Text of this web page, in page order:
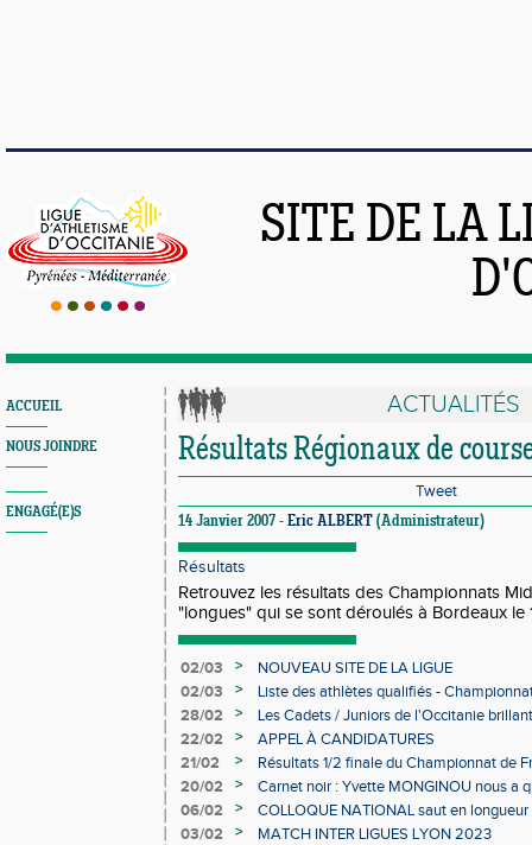
SITE DE LA
ACCUEIL
NOUS JOINDRE
ENGAGÉ(E)S
ACTUALITÉS
Résultats Régionaux de
Tweet
14 Janvier 2007 - Eric ALBERT (Administrateur)
Résultats
Retrouvez les résultats des Championnats
"longues" qui se sont déroulés à Bordeaux le
02/03 >
NOUVEAU SITE DE LA LIGUE
02/03
>
Liste des athlètes qualifiés -
Individuels en salle
28/02 >
Les Cadets / Juniors de l'Occitanie
22/02
>
APPEL À CANDIDATURES
21/02
>
Résultats 1/2 finale du Championnat de
20/02
>
Carnet noir : Yvette MONGINOU nous a
06/02
>
COLLOQUE NATIONAL saut en
03/02
>
MATCH INTER LIGUES LYON 2023